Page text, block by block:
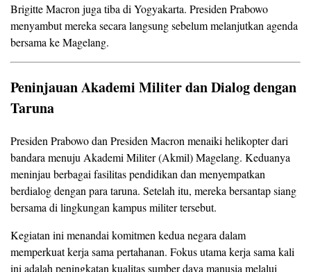
Brigitte Macron juga tiba di Yogyakarta. Presiden Prabowo
menyambut mereka secara langsung sebelum melanjutkan agenda
bersama ke Magelang.
Peninjauan Akademi Militer dan Dialog dengan
Taruna
Presiden Prabowo dan Presiden Macron menaiki helikopter dari
bandara menuju Akademi Militer (Akmil) Magelang. Keduanya
meninjau berbagai fasilitas pendidikan dan menyempatkan
berdialog dengan para taruna. Setelah itu, mereka bersantap siang
bersama di lingkungan kampus militer tersebut.
Kegiatan ini menandai komitmen kedua negara dalam
memperkuat kerja sama pertahanan. Fokus utama kerja sama kali
ini adalah peningkatan kualitas sumber daya manusia melalui